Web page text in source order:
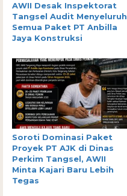
AWII Desak Inspektorat
Tangsel Audit Menyeluruh
Semua Paket PT Anbilla
Jaya Konstruksi
Soroti Dominasi Paket
Proyek PT AJK di Dinas
Perkim Tangsel, AWII
Minta Kajari Baru Lebih
Tegas